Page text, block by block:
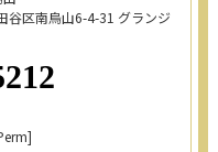
谷区南烏山6-4-31 グランジ